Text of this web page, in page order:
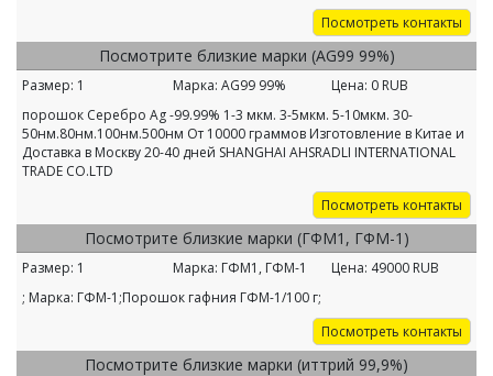
Посмотреть контакты
Посмотрите близкие марки (AG99 99%)
Размер: 1 Марка: AG99 99% Цена: 0 RUB
порошок Серебро Ag -99.99% 1-3 мкм. 3-5мкм. 5-10мкм. 30-
50нм.80нм.100нм.500нм От 10000 граммов Изготовление в Китае и
Доставка в Москву 20-40 дней SHANGHAI AHSRADLI INTERNATIONAL
TRADE CО.LTD
Посмотреть контакты
Посмотрите близкие марки (ГФМ1, ГФМ-1)
Размер: 1 Марка: ГФМ1, ГФМ-1 Цена: 49000 RUB
; Марка: ГФМ-1;Порошок гафния ГФМ-1/100 г;
Посмотреть контакты
Посмотрите близкие марки (иттрий 99,9%)